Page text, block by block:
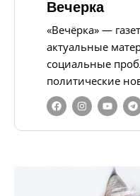
Вечерка
«Вечёрка» —
актуальные
социальные
политические